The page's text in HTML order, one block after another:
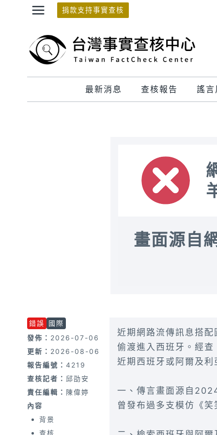
捐款支持事實查核
最新消息 查核報告 謠言
畫面源自
錯誤
國際
發佈： 2026-07-06
更新： 2026-08-06
報告編號： 4219
查核記者： 邱劭安
責任編輯： 陳偉婷
內容
背景
查核
近期網路流傳訊息搭
偷渡進入西班牙。經
近期西班牙或阿爾及
一、傳言畫面源自
曾發布過多支模仿《